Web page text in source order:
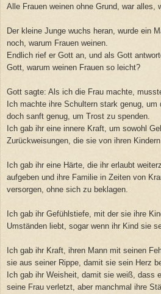
Alle Frauen weinen ohne Grund, war alles,
Der kleine Junge wuchs heran, wurde ein
noch, warum Frauen weinen.
Endlich rief er Gott an, und als Gott
Gott, warum weinen Frauen so leicht?
Gott sagte: Als ich die Frau machte,
Ich machte ihre Schultern stark genug,
doch sanft genug, um Trost zu spenden.
Ich gab ihr eine innere Kraft, um sowohl
Zurückweisungen, die sie von ihren
Ich gab ihr eine Härte, die ihr erlaubt
aufgeben und ihre Familie in Zeiten von
versorgen, ohne sich zu beklagen.
Ich gab ihr Gefühlstiefe, mit der sie ihre
Umständen liebt, sogar wenn ihr Kind sie
Ich gab ihr Kraft, ihren Mann mit seinen
sie aus seiner Rippe, damit sie sein Herz
Ich gab ihr Weisheit, damit sie weiß, dass
seine Frau verletzt, aber manchmal ihre